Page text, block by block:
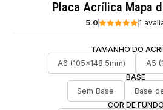
Placa Acrílica Mapa
5.0 1
TAMANHO DO
A6 (105x148.5mm)
A5
BASE
Sem Base
Base
COR DE FUNDO